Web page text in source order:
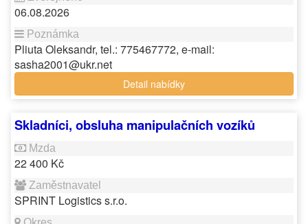
06.08.2026
Pliuta Oleksandr, tel.: 775467772, e-mail:
sasha2001@ukr.net
Detail nabídky
Skladníci, obsluha manipulačních vozíků
22 400 Kč
SPRINT Logistics s.r.o.